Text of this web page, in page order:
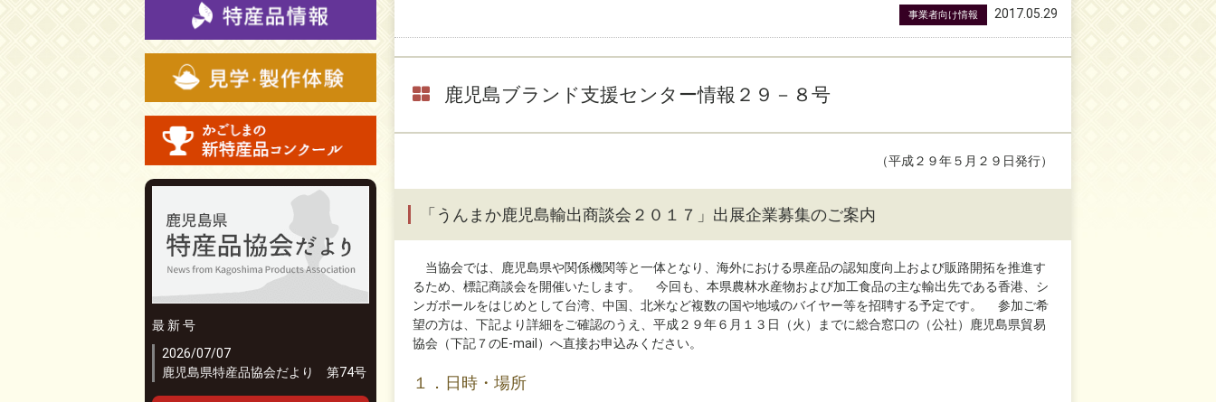
事業者向け情報 2017.05.29
鹿児島ブランド支援センター情報２９－８号
（平成２９年５月２９日発行）
「うんまか鹿児島輸出商談会２０１７」出展企業募集のご案内
当協会では、鹿児島県や関係機関等と一体となり、海外における県産品の認知度向上および販路開拓を推進す
るため、標記商談会を開催いたします。 今回も、本県農林水産物および加工食品の主な輸出先である香港、シ
ンガポールをはじめとして台湾、中国、北米など複数の国や地域のバイヤー等を招聘する予定です。 参加ご希
望の方は、下記より詳細をご確認のうえ、平成２９年６月１３日（火）までに総合窓口の（公社）鹿児島県貿易
協会（下記７のE-mail）へ直接お申込みください。
１．日時・場所
最 新 号
2026/07/07
鹿児島県特産品協会だより 第74号